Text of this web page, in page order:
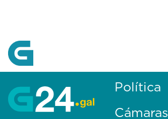
Política